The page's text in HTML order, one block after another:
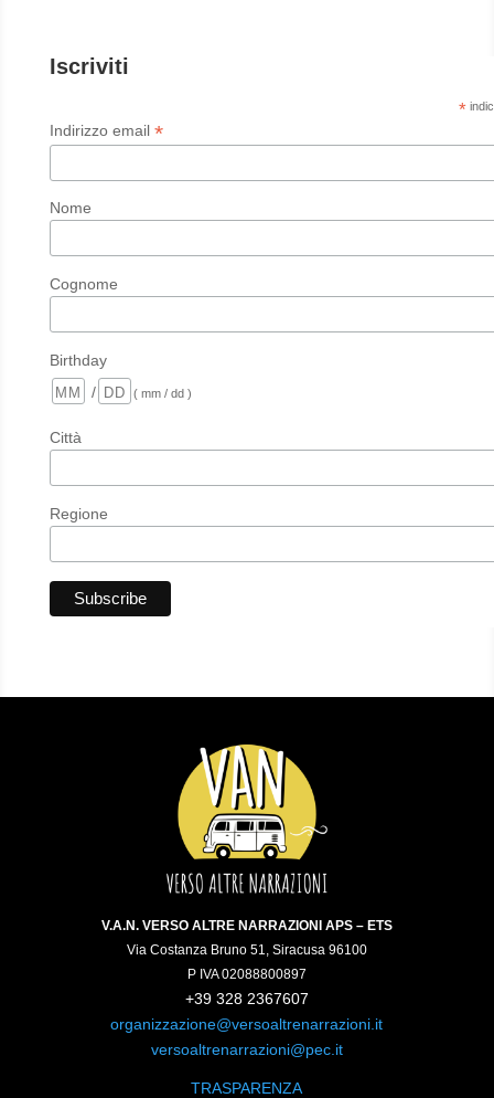
Iscriviti
*
Indirizzo email *
Nome
Cognome
Birthday
/
( mm / dd )
Città
Regione
V.A.N. VERSO ALTRE NARRAZIONI APS – ETS
Via Costanza Bruno 51, Siracusa 96100
P IVA 02088800897
+39 328 2367607
organizzazione@versoaltrenarrazioni.it
versoaltrenarrazioni@pec.it
TRASPARENZA